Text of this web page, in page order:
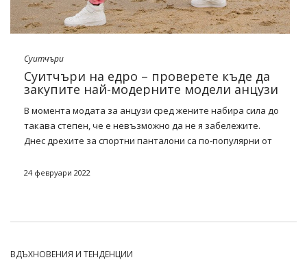
Суитчъри
Суитчъри на едро – проверете къде да
закупите най-модерните модели анцузи
В момента модата за анцузи сред жените набира сила до
такава степен, че е невъзможно да не я забележите.
Днес дрехите за спортни панталони са по-популярни от
най-модерните стилове на това облекло със сигурност са
още повече нови клиенти благодарение на атрактивна
24 февруари 2022
ВДЪХНОВЕНИЯ И ТЕНДЕНЦИИ